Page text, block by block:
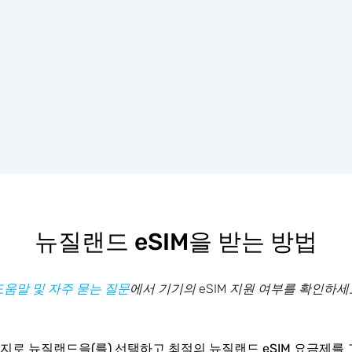
뉴질랜드 eSIM을 받는 방법
움말 및 자주 묻는 질문에서 기기의 eSIM 지원 여부를 확인하세
로 뉴질랜드을(를) 선택하고 최적의 뉴질랜드 eSIM 요금제를